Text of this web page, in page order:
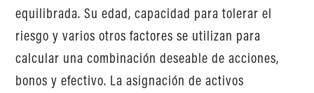
equilibrada. Su edad, capacidad para tolerar el
riesgo y varios otros factores se utilizan para
calcular una combinación deseable de acciones,
bonos y efectivo. La asignación de activos